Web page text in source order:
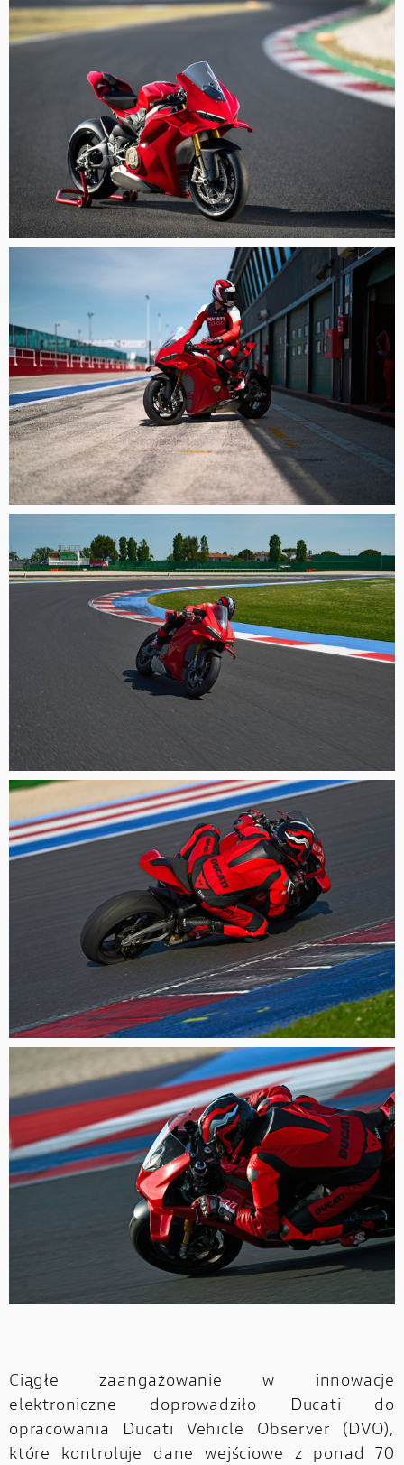
Ciągłe zaangażowanie w innowacje
elektroniczne doprowadziło Ducati do
opracowania Ducati Vehicle Observer (DVO),
które kontroluje dane wejściowe z ponad 70